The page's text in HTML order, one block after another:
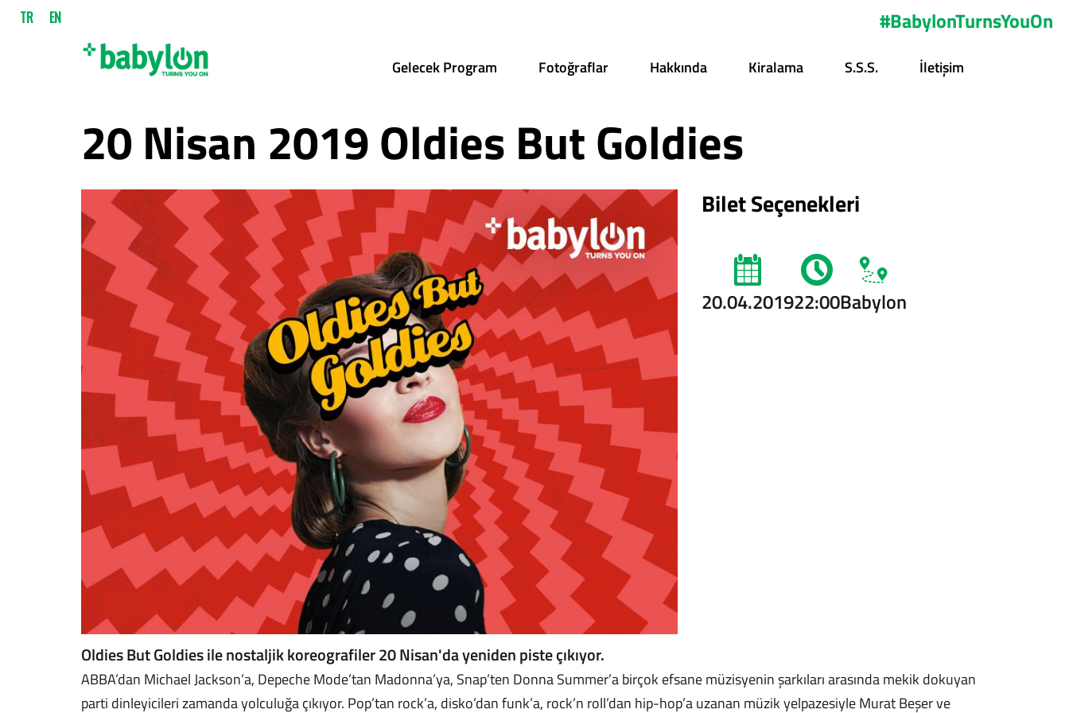
TR EN #BabylonTurnsYouOn
Gelecek Program Fotoğraflar Hakkında Kiralama S.s.s. İletişim
20 Nisan 2019 Oldies But Goldies
Bilet Seçenekleri
20.04.201922:00Babylon
Oldies But Goldies ile nostaljik koreografiler 20 Nisan'da yeniden piste çıkıyor.
ABBA’dan Michael Jackson’a, Depeche Mode’tan Madonna’ya, Snap’ten Donna Summer’a birçok efsane müzisyenin şarkıları arasında mekik dokuyan
parti dinleyicileri zamanda yolculuğa çıkıyor. Pop’tan rock’a, disko’dan funk’a, rock’n roll’dan hip-hop’a uzanan müzik yelpazesiyle Murat Beşer ve